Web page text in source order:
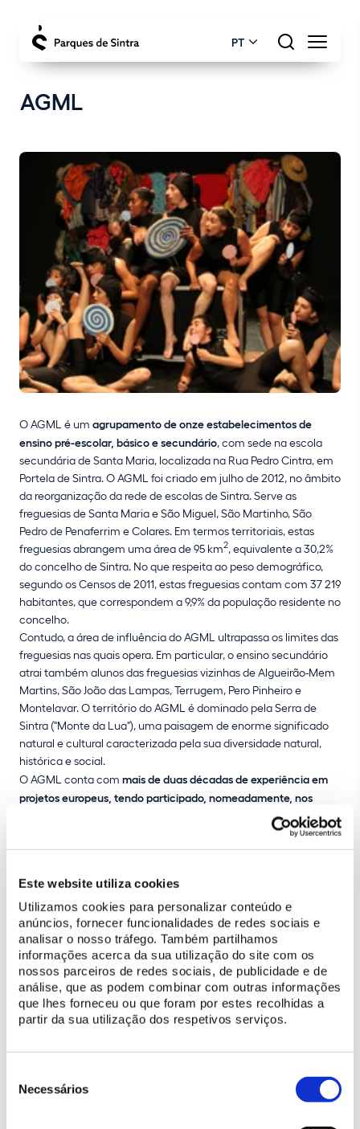
Este website utiliza cookies
Utilizamos cookies para personalizar conteúdo e
anúncios, fornecer funcionalidades de redes sociais e
analisar o nosso tráfego. Também partilhamos
informações acerca da sua utilização do site com os
nossos parceiros de redes sociais, de publicidade e de
análise, que as podem combinar com outras informações
que lhes forneceu ou que foram por estes recolhidas a
partir da sua utilização dos respetivos serviços.
Necessários
PT
AGML
O AGML é um agrupamento de onze estabelecimentos de
ensino pré-escolar, básico e secundário, com sede na escola
secundária de Santa Maria, localizada na Rua Pedro Cintra, em
Portela de Sintra. O AGML foi criado em julho de 2012, no âmbito
da reorganização da rede de escolas de Sintra. Serve as
freguesias de Santa Maria e São Miguel, São Martinho, São
Pedro de Penaferrim e Colares. Em termos territoriais, estas
freguesias abrangem uma área de 95 km2, equivalente a 30,2%
do concelho de Sintra. No que respeita ao peso demográfico,
segundo os Censos de 2011, estas freguesias contam com 37 219
habitantes, que correspondem a 9,9% da população residente no
concelho.
Contudo, a área de influência do AGML ultrapassa os limites das
freguesias nas quais opera. Em particular, o ensino secundário
atrai também alunos das freguesias vizinhas de Algueirão-Mem
Martins, São João das Lampas, Terrugem, Pero Pinheiro e
Montelavar. O território do AGML é dominado pela Serra de
Sintra ("Monte da Lua"), uma paisagem de enorme significado
natural e cultural caracterizada pela sua diversidade natural,
histórica e social.
O AGML conta com mais de duas décadas de experiência em
projetos europeus, tendo participado, nomeadamente, nos
programas Lingua, Socrates, Comenius e Erasmus KA1 e KA2. O
fortes parcerias com várias escolas
a nível internacional(Alemanha, Áustria, Bélgica, Eslovénia,
Checa, Suécia e Turquia).
VOLTAR À PÁGINA PRINCIPAL DO PROJETO